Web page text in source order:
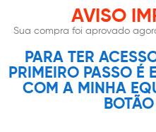
AVISO
Sua compra foi aprovado
PARA TER
PRIMEIRO PASSO É
COM A MINHA